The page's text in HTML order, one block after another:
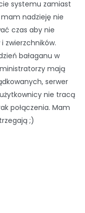
systemu zamiast
nadzieję nie
czas aby nie
zwierzchników.
bałaganu w
mają
serwer
nie tracą
połączenia. Mam
;)